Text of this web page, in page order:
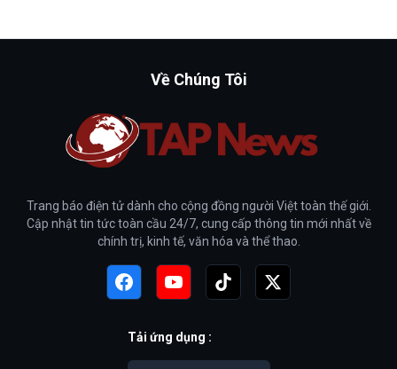
Về Chúng Tôi
Trang báo điện tử dành cho cộng đồng người Việt toàn thế giới.
Cập nhật tin tức toàn cầu 24/7, cung cấp thông tin mới nhất về
chính trị, kinh tế, văn hóa và thể thao.
Tải ứng dụng :